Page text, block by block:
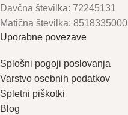
Davčna številka: 72245131
Matična številka: 8518335000
Uporabne povezave
Splošni pogoji poslovanja
Varstvo osebnih podatkov
Spletni piškotki
Blog